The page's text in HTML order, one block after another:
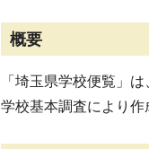
概要
「埼玉県学校便覧」
学校基本調査により作